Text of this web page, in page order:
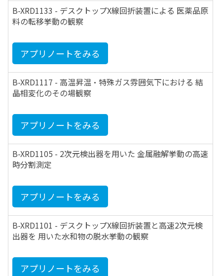
B-XRD1133 - デスクトップX線回折装置による 医薬品原
料の転移挙動の観察
アプリノートをみる
B-XRD1117 - 高温昇温・特殊ガス雰囲気下における 結
晶相変化のその場観察
アプリノートをみる
B-XRD1105 - 2次元検出器を用いた 金属融解挙動の高速
時分割測定
アプリノートをみる
B-XRD1101 - デスクトップX線回折装置と高速2次元検
出器を 用いた水和物の脱水挙動の観察
アプリノートをみる